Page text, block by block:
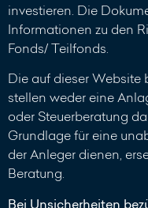
investieren. Die
Informationen zu den
Fonds/ Teilfonds.
Die auf dieser
stellen weder eine
oder Steuerberatung
Grundlage für eine
der Anleger dienen,
Beratung.
Bei Unsicherheiten